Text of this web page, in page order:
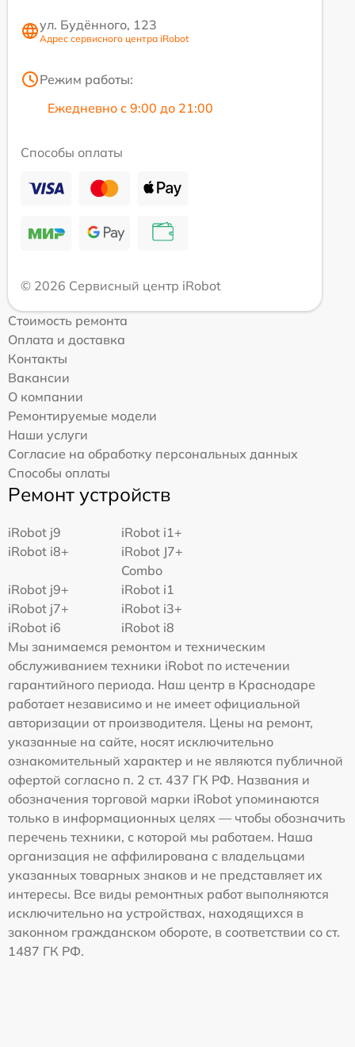
ул. Будённого, 123
Адрес сервисного центра iRobot
Режим работы:
Ежедневно с 9:00 до 21:00
Способы оплаты
© 2026 Сервисный центр iRobot
Стоимость ремонта
Оплата и доставка
Контакты
Вакансии
О компании
Ремонтируемые модели
Наши услуги
Согласие на обработку персональных данных
Способы оплаты
Ремонт устройств
iRobot j9
iRobot i1+
iRobot i8+
iRobot J7+
Combo
iRobot j9+
iRobot i1
iRobot j7+
iRobot i3+
iRobot i6
iRobot i8
Мы занимаемся ремонтом и техническим
обслуживанием техники iRobot по истечении
гарантийного периода. Наш центр в Краснодаре
работает независимо и не имеет официальной
авторизации от производителя. Цены на ремонт,
указанные на сайте, носят исключительно
ознакомительный характер и не являются публичной
офертой согласно п. 2 ст. 437 ГК РФ. Названия и
обозначения торговой марки iRobot упоминаются
только в информационных целях — чтобы обозначить
перечень техники, с которой мы работаем. Наша
организация не аффилирована с владельцами
указанных товарных знаков и не представляет их
интересы. Все виды ремонтных работ выполняются
исключительно на устройствах, находящихся в
законном гражданском обороте, в соответствии со ст.
1487 ГК РФ.